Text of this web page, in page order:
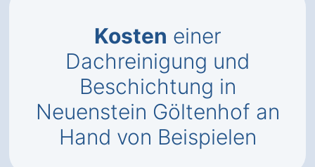
Kosten einer
Dachreinigung und
Beschichtung in
Neuenstein Göltenhof an
Hand von Beispielen